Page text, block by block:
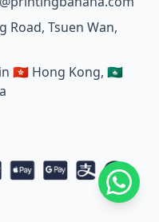
Road, Tsuen Wan,
🇭🇰 Hong Kong, 🇲🇴